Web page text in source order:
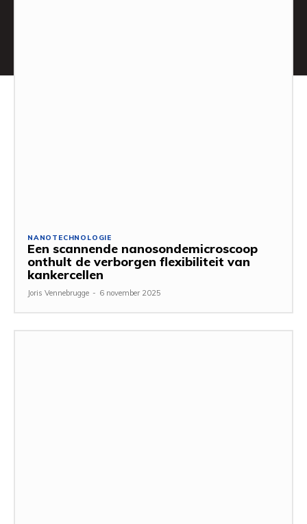
NANOTECHNOLOGIE
Een scannende nanosondemicroscoop
onthult de verborgen flexibiliteit van
kankercellen
Joris Vennebrugge - 6 november 2025